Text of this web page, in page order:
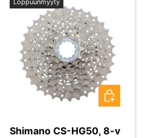
Loppuunmyyty
Shimano CS-HG50, 8-v
VALITSE